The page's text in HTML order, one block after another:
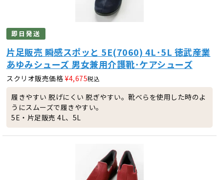
即日発送
片足販売 瞬感スポッと 5E(7060) 4L･5L 徳武産業
あゆみシューズ 男女兼用介護靴･ケアシューズ
スクリオ販売価格 ¥4,675税込
履きやすい 脱げにくい 脱ぎやすい。靴べらを使用した時のよ
うにスムーズで履きやすい。
5E・片足販売 4L、5L